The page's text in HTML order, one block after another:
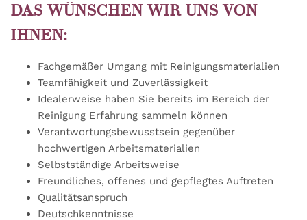
DAS WÜNSCHEN WIR UNS VON
IHNEN:
Fachgemäßer Umgang mit Reinigungsmaterialien
Teamfähigkeit und Zuverlässigkeit
Idealerweise haben Sie bereits im Bereich der
Reinigung Erfahrung sammeln können
Verantwortungsbewusstsein gegenüber
hochwertigen Arbeitsmaterialien
Selbstständige Arbeitsweise
Freundliches, offenes und gepflegtes Auftreten
Qualitätsanspruch
Deutschkenntnisse